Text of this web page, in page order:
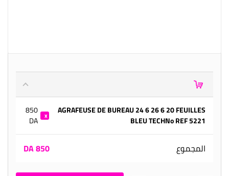
AGRAFEUSE DE BUREAU 24 6 26 6 20 FEUILLES
BLEU TECHNo REF 5221
1
850
DA
المجموع 850 DA